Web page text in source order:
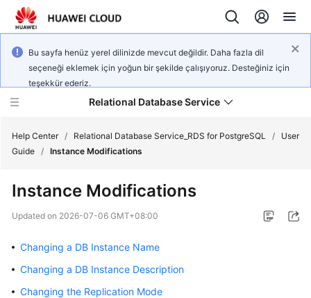
Bu sayfa henüz yerel dilinizde mevcut değildir. Daha fazla dil
seçeneği eklemek için yoğun bir şekilde çalışıyoruz. Desteğiniz için
teşekkür ederiz.
Relational Database Service
What's
Product
Bulletin
Help Center / Relational Database Service_RDS for PostgreSQL /
User
Guide / Instance Modifications
Instance Modifications
Updated on 2026-07-06 GMT+08:00
Changing a DB Instance Name
Changing a DB Instance Description
Changing the Replication Mode